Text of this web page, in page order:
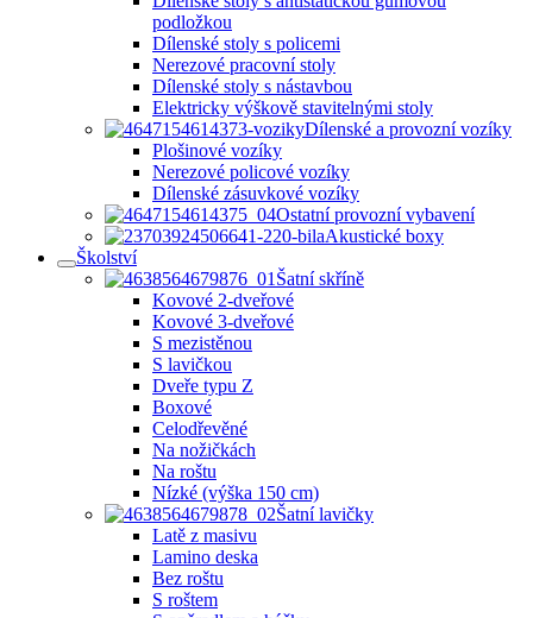
podložkou
Dílenské stoly s policemi
Nerezové pracovní stoly
Dílenské stoly s nástavbou
Elektricky výškově stavitelnými stoly
Dílenské a provozní vozíky
Plošinové vozíky
Nerezové policové vozíky
Dílenské zásuvkové vozíky
Ostatní provozní vybavení
Akustické boxy
Školství
Šatní skříně
Kovové 2-dveřové
Kovové 3-dveřové
S mezistěnou
S lavičkou
Dveře typu Z
Boxové
Celodřevěné
Na nožičkách
Na roštu
Nízké (výška 150 cm)
Šatní lavičky
Latě z masivu
Lamino deska
Bez roštu
S roštem